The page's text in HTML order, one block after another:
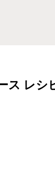
ス レシ